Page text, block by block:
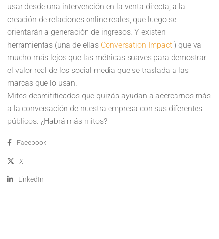
usar desde una intervención en la venta directa, a la
creación de relaciones online reales, que luego se
orientarán a generación de ingresos. Y existen
herramientas (una de ellas Conversation Impact ) que va
mucho más lejos que las métricas suaves para demostrar
el valor real de los social media que se traslada a las
marcas que lo usan.
Mitos desmitificados que quizás ayudan a acercarnos más
a la conversación de nuestra empresa con sus diferentes
públicos. ¿Habrá más mitos?
Facebook
X
LinkedIn